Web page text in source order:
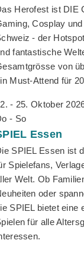
Herofest ist DIE
Cosplay
- der
fantastische
von
Must-Attend für
- 25. Oktober
- So
Essen
SPIEL Essen ist
Spielefans,
Welt. Ob
oder
SPIEL bietet eine
für alle